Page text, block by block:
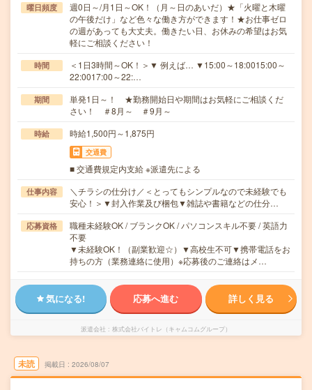
曜日頻度
週0日～/月1日～OK！（月～日のあいだ）★「火曜と木曜
の午後だけ」など色々な働き方ができます！★お仕事ゼロ
の週があっても大丈夫。働きたい日、お休みの希望はお気
軽にご相談ください！
時間
＜1日3時間～OK！＞▼ 例えば… ▼15:00～18:0015:00～
22:0017:00～22:…
期間
単発1日～！ ★勤務開始日や期間はお気軽にご相談くだ
さい！ ＃8月～ ＃9月～
時給 時給1,500円～1,875円
交通費
■ 交通費規定内支給 ※派遣先による
仕事内容
＼チラシの仕分け／＜とってもシンプルなので未経験でも
安心！＞▼封入作業及び梱包▼雑誌や書籍などの仕分…
応募資格
職種未経験OK / ブランクOK / パソコンスキル不要 / 英語力
不要
▼未経験OK！（副業歓迎☆）▼高校生不可▼携帯電話をお
持ちの方（業務連絡に使用）※応募後のご連絡はメ…
気になる! 応募へ進む 詳しく見る
派遣会社 株式会社バイトレ（キャムコムグループ）
未読 掲載日 2026/08/07